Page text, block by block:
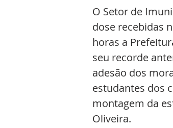
O Setor de
dose recebidas
horas a
seu recorde
adesão dos
estudantes dos
montagem da
Oliveira.